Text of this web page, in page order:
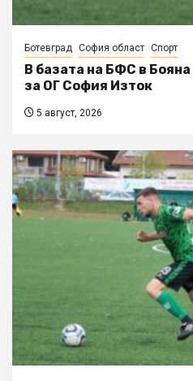
Ботевград София област Спорт
В базата на БФС в
за ОГ София Изток
5 август, 2026